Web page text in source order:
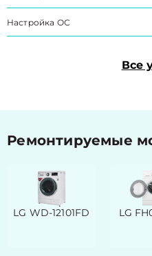
Настройка ОС
Все
Ремонтируемые
LG WD-12101FD LG